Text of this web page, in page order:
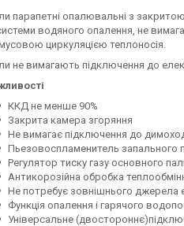
парапетні опалювальні з
водяного опалення, не
циркуляцією теплоносія.
не вимагають підключення до
ККД не менше 90%
Закрита камера згоряння
Не вимагає підключення до
Пьезовоспламенитель запального
Регулятор тиску газу основного
Антикорозійна обробка
Не потребує зовнішнього джерела
Функція опалення і гарячого
Універсальне